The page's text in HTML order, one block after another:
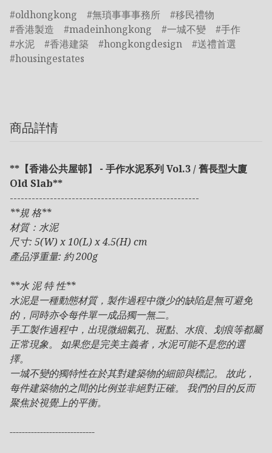
oldhongkong 無瑣事事事務所
移民禮物
香港製造
madeinhongkong 一城不變
手作
水泥
香港建築 hongkongdesign
送禮首選
housingestates
商品詳情
**【香港公共屋邨】 - 手作水泥系列 Vol.3 / 舊長型大廈
Old Slab**
----------------------------------------------------
**規 格**
材質：水泥
尺寸: 5(W) x 10(L) x 4.5(H) cm
產品淨重量: 約 200g
**水 泥 特 性**
水泥是一種動態材質，製作過程中微少的缺陷是無可避免
的，同時亦令每件單一成品獨一無二。
手工製作過程中，出現微細氣孔、斑點、水痕、划痕等都屬
正常現象。 如果您是完美主義者，水泥可能不是您的選
擇。
一城不變的獨特性在於其對建築物的細節與標記。 故此，
每件建築物的之間的比例並非絕對正確。 我們的目的反而
聚焦於視覺上的平衡。
----------------------------